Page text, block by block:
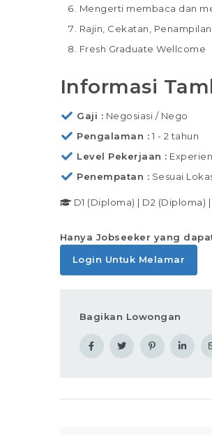
Mengerti membaca dan
Rajin, Cekatan,
Fresh Graduate Wellcome
Informasi
Gaji
Negosiasi / Nego
Pengalaman
1 - 2 tahun
Level Pekerjaan
Penempatan
Sesuai
D1 (Diploma) | D2 (Diploma) |
Hanya Jobseeker yang
Login Untuk Melamar
Bagikan Lowongan